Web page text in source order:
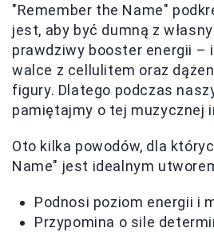
"Remember the Name"
jest, aby być dumną z
prawdziwy booster energii –
walce z cellulitem oraz
figury. Dlatego podczas
pamiętajmy o tej muzycznej
Oto kilka powodów, dla
Name" jest idealnym
Podnosi poziom energii i
Przypomina o sile